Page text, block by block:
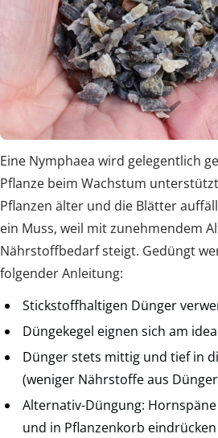
Eine Nymphaea wird gelegentlich
Pflanze beim Wachstum
Pflanzen älter und die Blätter
ein Muss, weil mit zunehmendem
Nährstoffbedarf steigt. Gedüngt
folgender Anleitung:
Stickstoffhaltigen Dünger
Düngekegel eignen sich am
Dünger stets mittig und tief in
(weniger Nährstoffe aus
Alternativ-Düngung:
und in Pflanzenkorb eindrücken